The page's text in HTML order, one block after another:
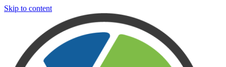
Skip to content